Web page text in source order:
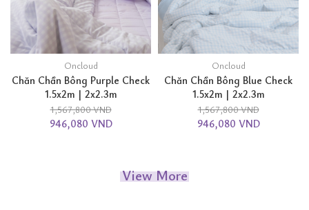
Oncloud
Chăn Chần Bông Purple Check
1.5x2m | 2x2.3m
1,567,800 VND
946,080 VND
Oncloud
Chăn Chần Bông Blue Check
1.5x2m | 2x2.3m
1,567,800 VND
946,080 VND
View More